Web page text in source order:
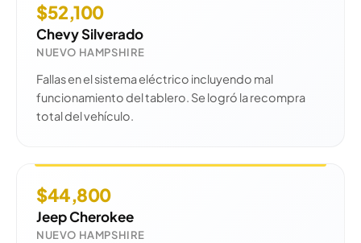
$52,100
Chevy Silverado
NUEVO HAMPSHIRE
Fallas en el sistema eléctrico incluyendo mal
funcionamiento del tablero. Se logró la recompra
total del vehículo.
$44,800
Jeep Cherokee
NUEVO HAMPSHIRE